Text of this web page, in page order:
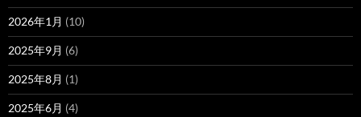
2026年1月 (10)
2025年9月 (6)
2025年8月 (1)
2025年6月 (4)